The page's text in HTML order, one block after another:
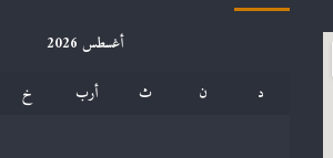
أغسطس 2026
د
ن ث أرب خ